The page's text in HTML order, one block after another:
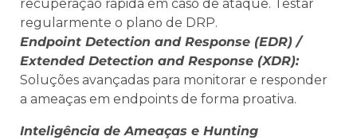
recuperação rápida em caso de ataque. Testar
regularmente o plano de DRP.
Endpoint Detection and Response (EDR) /
Extended Detection and Response (XDR):
Soluções avançadas para monitorar e responder
a ameaças em endpoints de forma proativa.
Inteligência de Ameaças e Hunting